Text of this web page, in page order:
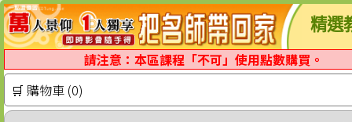
精選
請注意：本區課程「不可」使用點數購買。
🛒 購物車 (0)